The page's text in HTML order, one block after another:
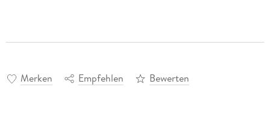
Merken Empfehlen Bewerten